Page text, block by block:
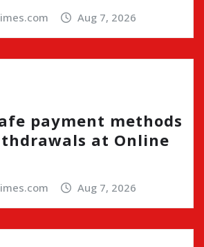
Aug 7, 2026
payment methods
at Online
Aug 7, 2026